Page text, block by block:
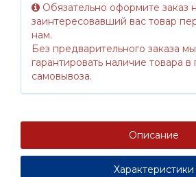
Обязательно оформите заказ
заинтересовавший вас товар
нам.
Без предварительного заказа
гарантировать наличие товара в
самовывоза.
Описание
Характеристики